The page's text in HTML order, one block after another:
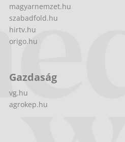
magyarnemzet.hu
szabadfold.hu
hirtv.hu
origo.hu
Gazdaság
vg.hu
agrokep.hu